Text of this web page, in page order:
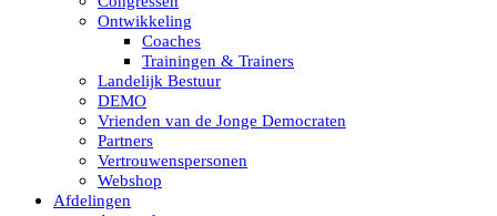
Ontwikkeling
Coaches
Trainingen & Trainers
Landelijk Bestuur
DEMO
Vrienden van de Jonge Democraten
Partners
Vertrouwenspersonen
Webshop
Afdelingen